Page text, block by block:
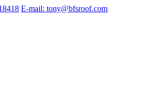
E-mail: tony@bfsroof.com